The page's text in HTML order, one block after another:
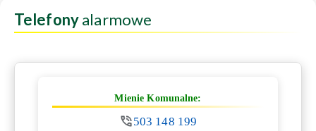
Telefonyalarmowe
Mienie Komunalne:
503 148 199